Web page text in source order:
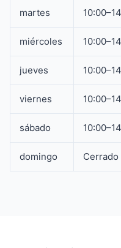
martes
miércoles
jueves
viernes
sábado
domingo Cerrado